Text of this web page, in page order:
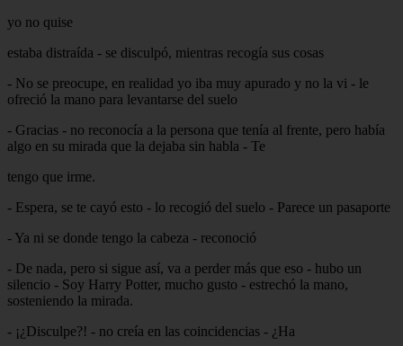
yo no quise
estaba distraída - se disculpó, mientras recogía sus cosas
- No se preocupe, en realidad yo iba muy apurado y no la vi - le
ofreció la mano para levantarse del suelo
- Gracias - no reconocía a la persona que tenía al frente, pero había
algo en su mirada que la dejaba sin habla - Te
tengo que irme.
- Espera, se te cayó esto - lo recogió del suelo - Parece un pasaporte
- Ya ni se donde tengo la cabeza - reconoció
- De nada, pero si sigue así, va a perder más que eso - hubo un
silencio - Soy Harry Potter, mucho gusto - estrechó la mano,
sosteniendo la mirada.
- ¡¿Disculpe?! - no creía en las coincidencias - ¿Ha